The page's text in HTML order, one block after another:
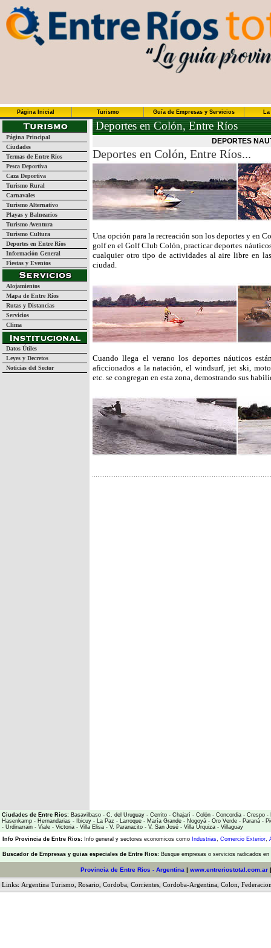
Página Inicial Turismo Guía de Empresas y Servicios
Página Principal
Ciudades
Termas de Entre Ríos
Pesca Deportiva
Caza Deportiva
Turismo Rural
Carnavales
Turismo Alternativo
Playas y Balnearios
Turismo Aventura
Turismo Cultura
Deportes en Entre Ríos
Información General
Fiestas y Eventos
Alojamientos
Mapa de Entre Ríos
Rutas y Distancias
Servicios
Clima
Datos Útiles
Leyes y Decretos
Noticias del Sector
Deportes en Colón, Entre Ríos
DEPORTES
Deportes en Colón, Entre Ríos...
Una opción para la recreación son los deportes y en
golf en el Golf Club Colón, practicar deportes
cualquier otro tipo de actividades al aire libre en
ciudad.
Cuando llega el verano los deportes náuticos
aficcionados a la natación, el windsurf, jet ski,
etc. se congregan en esta zona, demostrando sus
Ciudades de Entre Ríos: Basavilbaso - C. del Uruguay - Cerrito - Chajarí - Colón - Concordia - Crespo -
Hasenkamp - Hernandarias - Ibicuy - La Paz - Larroque - María Grande - Nogoyá - Oro Verde - Paraná -
- Urdinarrain - Viale - Victoria - Villa Elisa - V. Paranacito - V. San José - Villa Urquiza - Villaguay
Info Provincia de Entre Rios: Info general y sectores economicos como Industrias, Comercio Exterior,
Buscador de Empresas y guias especiales de Entre Rios: Busque empresas o servicios radicados
Provincia de Entre Rios - Argentina | www.entreriostotal.com.ar
Links: Argentina Turismo Rosario Cordoba Corrientes Cordoba-Argentina Colon